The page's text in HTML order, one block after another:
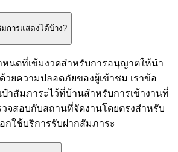
การแสดงได้บ้าง?
นดที่เข้มงวดสำหรับการอนุญาตให้นำ
ด้วยความปลอดภัยของผู้เข้าชม เราข้อ
าสัมภาระไว้ที่บ้านสำหรับการเข้างานที่
จสอบกับสถานที่จัดงานโดยตรงสำหรับ
กใช้บริการรับฝากสัมภาระ